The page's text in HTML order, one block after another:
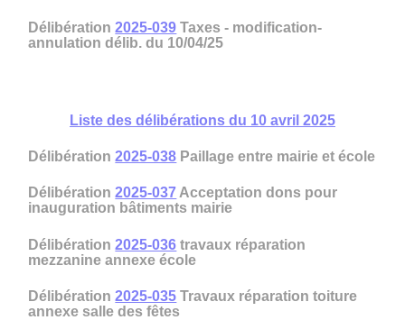
Délibération2025-039 Taxes - modification-
annulation délib. du 10/04/25
Liste des délibérations du 10 avril 2025
Délibération2025-038 Paillage entre mairie et école
Délibération2025-037Acceptation dons pour
inauguration bâtiments mairie
Délibération2025-036 travaux réparation
mezzanine annexe école
Délibération2025-035 Travaux réparation toiture
annexe salle des fêtes